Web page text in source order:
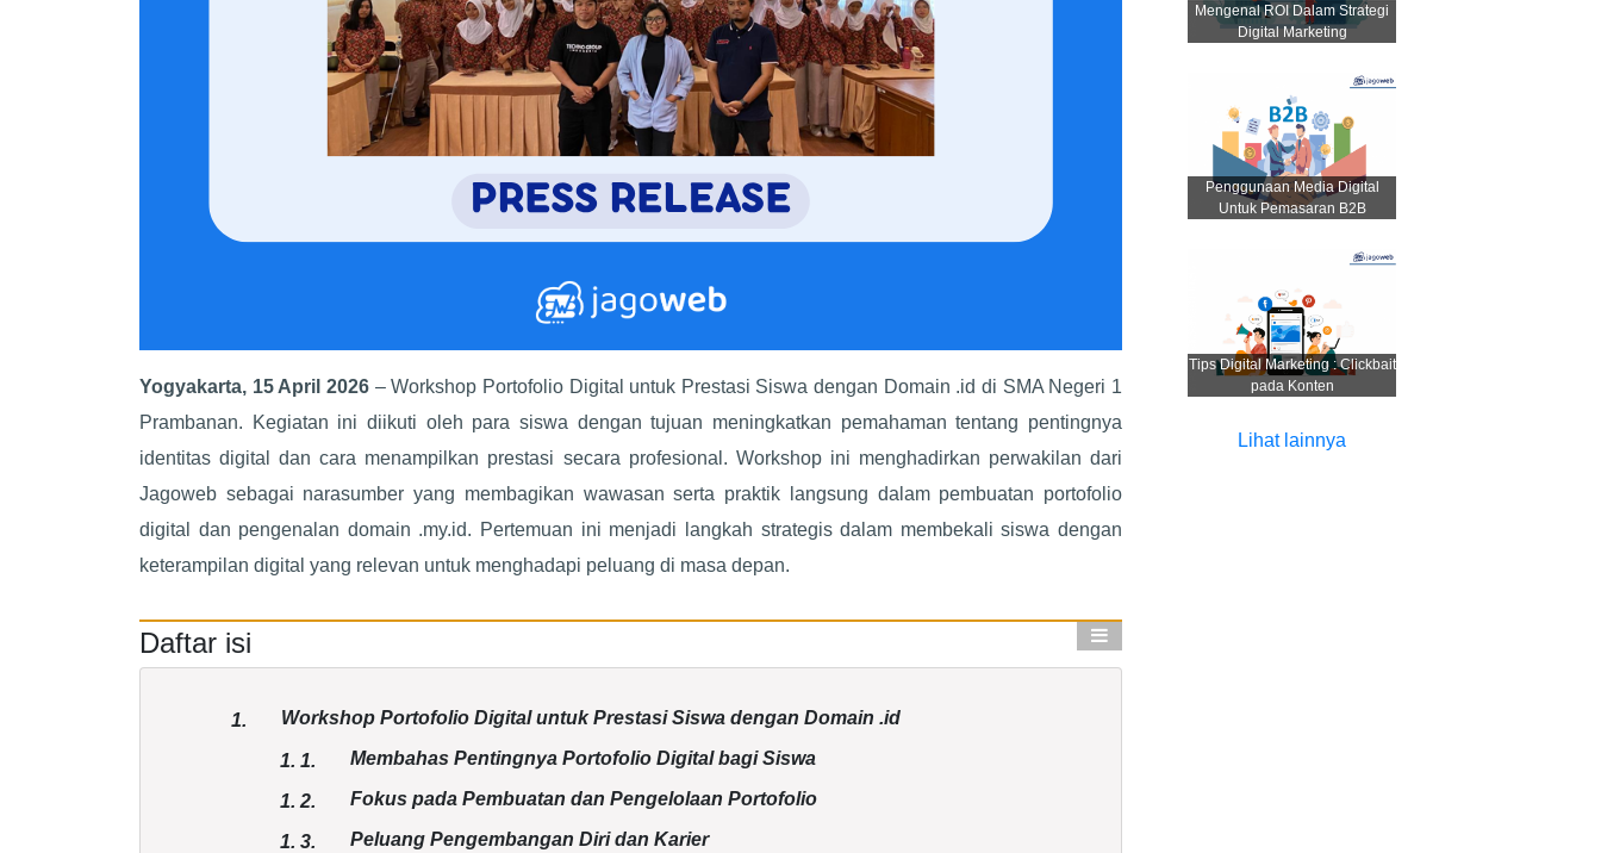
Yogyakarta, 15 April 2026– Workshop Portofolio Digital untuk Prestasi Siswa dengan Domain .id di SMA Negeri 1
Prambanan. Kegiatan ini diikuti oleh para siswa dengan tujuan meningkatkan pemahaman tentang pentingnya
identitas digital dan cara menampilkan prestasi secara profesional. Workshop ini menghadirkan perwakilan dari
Jagoweb sebagai narasumber yang membagikan wawasan serta praktik langsung dalam pembuatan portofolio
digital dan pengenalan domain .my.id. Pertemuan ini menjadi langkah strategis dalam membekali siswa dengan
keterampilan digital yang relevan untuk menghadapi peluang di masa depan.
Daftar isi
1. Workshop Portofolio Digital untuk Prestasi Siswa dengan Domain .id
1. 1. Membahas Pentingnya Portofolio Digital bagi Siswa
1. 2. Fokus pada Pembuatan dan Pengelolaan Portofolio
1. 3. Peluang Pengembangan Diri dan Karier
Mengenal ROI Dalam Strategi
Digital Marketing
Penggunaan Media Digital
Untuk Pemasaran B2B
Tips Digital Marketing : Clickbait
pada Konten
Lihat lainnya